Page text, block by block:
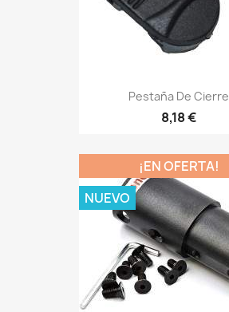
Pestaña De Cierre
8,18 €
¡EN OFERTA!
NUEVO